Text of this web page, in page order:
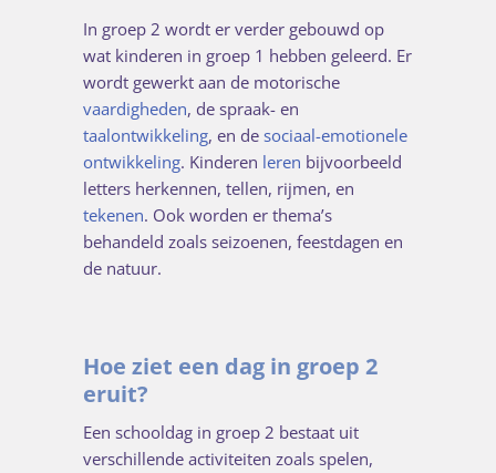
In groep 2 wordt er verder gebouwd op
wat kinderen in groep 1 hebben geleerd. Er
wordt gewerkt aan de motorische
vaardigheden, de spraak- en
taalontwikkeling, en de sociaal-emotionele
ontwikkeling. Kinderen leren bijvoorbeeld
letters herkennen, tellen, rijmen, en
tekenen. Ook worden er thema’s
behandeld zoals seizoenen, feestdagen en
de natuur.
Hoe ziet een dag in groep 2
eruit?
Een schooldag in groep 2 bestaat uit
verschillende activiteiten zoals spelen,